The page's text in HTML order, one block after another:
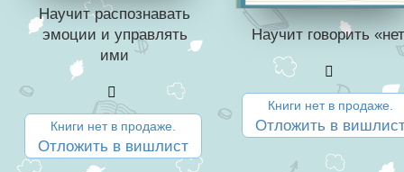
Научит распознавать
эмоции и управлять
ими
Книги нет в продаже.
Отложить в вишлист
Научит говорить
Книги нет в продаже.
Отложить в